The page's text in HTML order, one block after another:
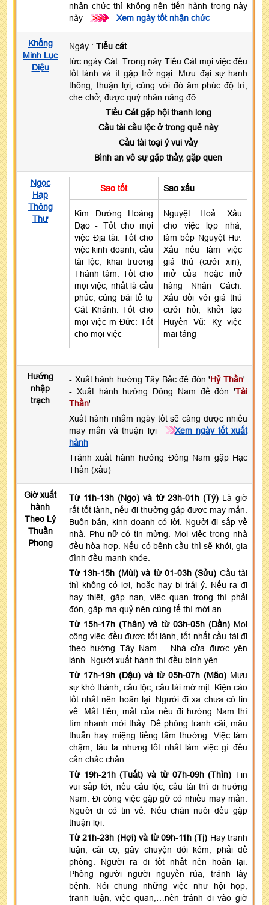
nhận chức thì không nên tiến hành trong này
này
>>> Xem ngày tốt nhận chức
Khổng
Minh Lục
Diệu
Ngày : Tiểu cát
tức ngày Cát. Trong này Tiểu Cát mọi việc đều
tốt lành và ít gặp trở ngại. Mưu đại sự hanh
thông, thuận lợi, cùng với đó âm phúc độ trì,
che chở, được quý nhân nâng đỡ.
Tiểu Cát gặp hội thanh long
Cầu tài cầu lộc ở trong quẻ này
Cầu tài toại ý vui vầy
Bình an vô sự gặp thầy, gặp quen
Ngọc
Hạp
Thông
Thư
Sao tốt Sao xấu
Kim Đường Hoàng
Đạo - Tốt cho mọi
việc Địa tài: Tốt cho
việc kinh doanh, cầu
tài lộc, khai trương
Thánh tâm: Tốt cho
mọi việc, nhất là cầu
phúc, cúng bái tế tự
Cát Khánh: Tốt cho
mọi việc m Đức: Tốt
cho mọi việc
Nguyệt Hoả: Xấu
cho việc lợp nhà,
làm bếp Nguyệt Hư:
Xấu nếu làm việc
giá thú (cưới xin),
mở cửa hoặc mở
hàng Nhân Cách:
Xấu đối với giá thú
cưới hỏi, khởi tạo
Huyền Vũ: Kỵ việc
mai táng
Hướng
nhập
trạch
- Xuất hành hướng Tây Bắc để đón 'Hỷ Thần'.
- Xuất hành hướng Đông Nam để đón 'Tài
Thần'.
Xuất hành nhằm ngày tốt sẽ càng được nhiều
may mắn và thuận lợi
Xem ngày tốt xuất
hành
Tránh xuất hành hướng Đông Nam gặp Hạc
Thần (xấu)
Giờ xuất
hành
Theo Lý
Thuần
Phong
Từ 11h-13h (Ngọ) và từ 23h-01h (Tý) Là giờ
rất tốt lành, nếu đi thường gặp được may mắn.
Buôn bán, kinh doanh có lời. Người đi sắp về
nhà. Phụ nữ có tin mừng. Mọi việc trong nhà
đều hòa hợp. Nếu có bệnh cầu thì sẽ khỏi, gia
đình đều mạnh khỏe.
Từ 13h-15h (Mùi) và từ 01-03h (Sửu) Cầu tài
thì không có lợi, hoặc hay bị trái ý. Nếu ra đi
hay thiệt, gặp nạn, việc quan trọng thì phải
đòn, gặp ma quỷ nên cúng tế thì mới an.
Từ 15h-17h (Thân) và từ 03h-05h (Dần) Mọi
công việc đều được tốt lành, tốt nhất cầu tài đi
theo hướng Tây Nam – Nhà cửa được yên
lành. Người xuất hành thì đều bình yên.
Từ 17h-19h (Dậu) và từ 05h-07h (Mão) Mưu
sự khó thành, cầu lộc, cầu tài mờ mịt. Kiện cáo
tốt nhất nên hoãn lại. Người đi xa chưa có tin
về. Mất tiền, mất của nếu đi hướng Nam thì
tìm nhanh mới thấy. Đề phòng tranh cãi, mâu
thuẫn hay miệng tiếng tầm thường. Việc làm
chậm, lâu la nhưng tốt nhất làm việc gì đều
cần chắc chắn.
Từ 19h-21h (Tuất) và từ 07h-09h (Thìn) Tin
vui sắp tới, nếu cầu lộc, cầu tài thì đi hướng
Nam. Đi công việc gặp gỡ có nhiều may mắn.
Người đi có tin về. Nếu chăn nuôi đều gặp
thuận lợi.
Từ 21h-23h (Hợi) và từ 09h-11h (Tị) Hay tranh
luận, cãi cọ, gây chuyện đói kém, phải đề
phòng. Người ra đi tốt nhất nên hoãn lại.
Phòng người người nguyền rủa, tránh lây
bệnh. Nói chung những việc như hội họp,
tranh luận, việc quan,…nên tránh đi vào giờ